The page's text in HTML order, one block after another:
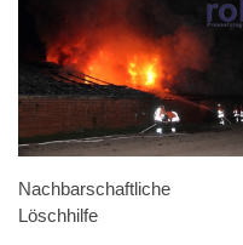
Nachbarschaftliche
Löschhilfe